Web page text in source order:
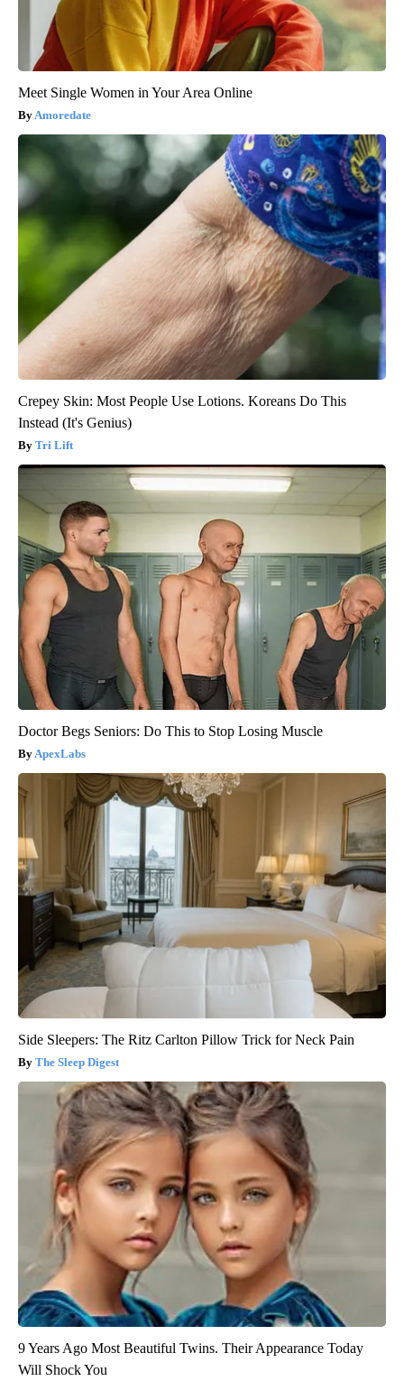
Meet Single Women in Your Area Online
Amoredate
Crepey Skin: Most People Use Lotions. Koreans Do This
Instead (It's Genius)
Tri Lift
Doctor Begs Seniors: Do This to Stop Losing Muscle
ApexLabs
Side Sleepers: The Ritz Carlton Pillow Trick for Neck Pain
The Sleep Digest
9 Years Ago Most Beautiful Twins. Their Appearance Today
Will Shock You